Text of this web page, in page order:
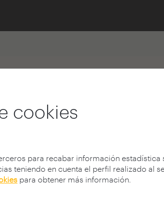
cookies
para recabar información
teniendo en cuenta el perfil realizado al
para obtener más información.
en la Escuela de Arquitectura